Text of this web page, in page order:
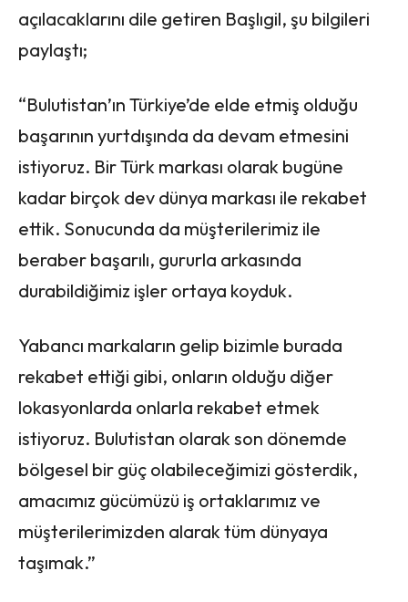
açılacaklarını dile getiren Başlıgil, şu bilgileri
paylaştı;
“Bulutistan’ın Türkiye’de elde etmiş olduğu
başarının yurtdışında da devam etmesini
istiyoruz. Bir Türk markası olarak bugüne
kadar birçok dev dünya markası ile rekabet
ettik. Sonucunda da müşterilerimiz ile
beraber başarılı, gururla arkasında
durabildiğimiz işler ortaya koyduk.
Yabancı markaların gelip bizimle burada
rekabet ettiği gibi, onların olduğu diğer
lokasyonlarda onlarla rekabet etmek
istiyoruz. Bulutistan olarak son dönemde
bölgesel bir güç olabileceğimizi gösterdik,
amacımız gücümüzü iş ortaklarımız ve
müşterilerimizden alarak tüm dünyaya
taşımak.”